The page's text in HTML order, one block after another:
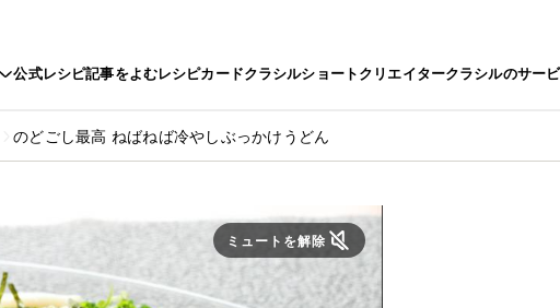
公式レシピ記事をよむレシピカードクラシルショートクリエイタークラシルのサー
のどごし最高 ねばねば冷やしぶっかけうどん
ミュートを解除